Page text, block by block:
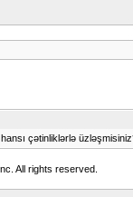
çətinliklərlə
All rights reserved.